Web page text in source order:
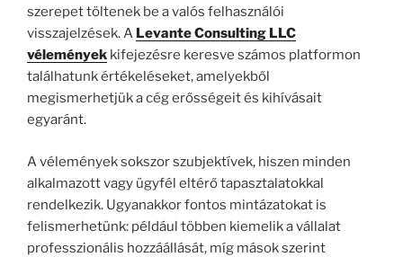
szerepet töltenek be a valós felhasználói
visszajelzések. A Levante Consulting LLC
vélemények kifejezésre keresve számos platformon
találhatunk értékeléseket, amelyekből
megismerhetjük a cég erősségeit és kihívásait
egyaránt.
A vélemények sokszor szubjektívek, hiszen minden
alkalmazott vagy ügyfél eltérő tapasztalatokkal
rendelkezik. Ugyanakkor fontos mintázatokat is
felismerhetünk: például többen kiemelik a vállalat
professzionális hozzáállását, míg mások szerint